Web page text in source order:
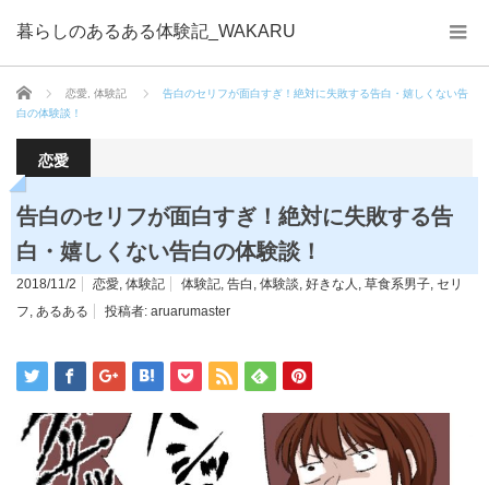
暮らしのあるある体験記_WAKARU
ホーム 恋愛 体験記
告白のセリフが面白すぎ！絶対に失敗する告白・嬉しくない告
白の体験談！
恋愛
告白のセリフが面白すぎ！絶対に失敗する告
白・嬉しくない告白の体験談！
2018/11/2 恋愛, 体験記 体験記, 告白 , 体験談, 好きな人 , 草食系男子, セリ
フ, あるある 投稿者: aruarumaster